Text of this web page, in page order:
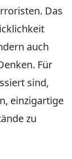
Das
auch
Für
sind,
einzigartige
zu